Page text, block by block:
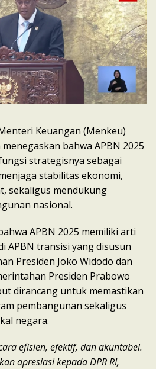
Menteri Keuangan (Menkeu)
bahwa APBN 2025
strategisnya sebagai
stabilitas ekonomi,
sekaligus mendukung
nasional.
APBN 2025 memiliki arti
APBN transisi yang disusun
Presiden Joko Widodo dan
Presiden Prabowo
dirancang untuk memastikan
pembangunan sekaligus
negara.
efisien, efektif, dan akuntabel.
apresiasi kepada DPR RI,